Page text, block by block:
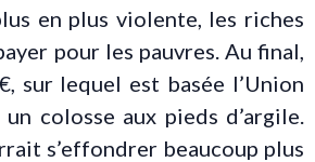
en plus violente, les riches
pour les pauvres. Au final,
sur lequel est basée l’Union
colosse aux pieds d’argile.
s’effondrer beaucoup plus